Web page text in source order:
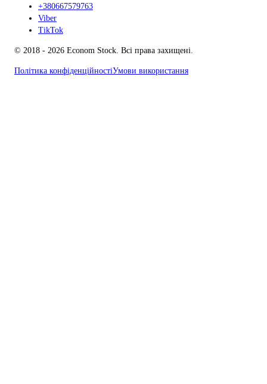
+380667579763
Viber
TikTok
© 2018 - 2026 Econom Stock. Всі права захищені.
Політика конфіденційностіУмови використання